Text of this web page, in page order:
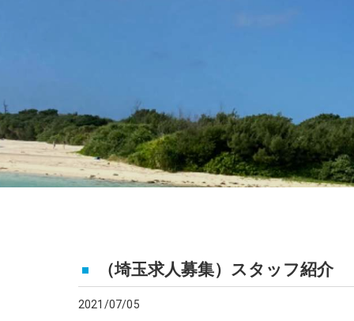
（埼玉求人募集）スタッフ紹介
2021/07/05